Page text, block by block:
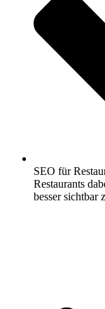
SEO für
Restaurants
besser sichtbar